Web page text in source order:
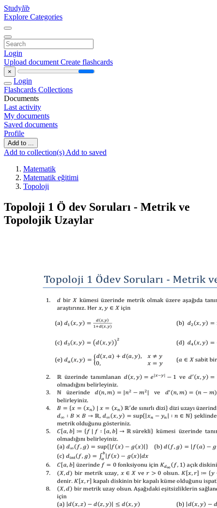
Studylib
Explore Categories
Login
Upload document Create flashcards
×
Login
Flashcards Collections
Documents
Last activity
My documents
Saved documents
Profile
Add to ...
Add to collection(s) Add to saved
Matematik
Matematik eğitimi
Topoloji
Topoloji 1 Ö dev Soruları - Metrik ve
Topolojik Uzaylar